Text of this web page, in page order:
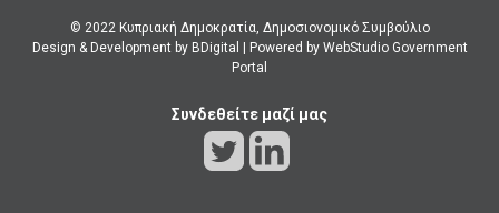
© 2022 Κυπριακή Δημοκρατία, Δημοσιονομικό Συμβούλιο
Design & Development by BDigital | Powered by WebStudio Government
Portal
Συνδεθείτε μαζί μας